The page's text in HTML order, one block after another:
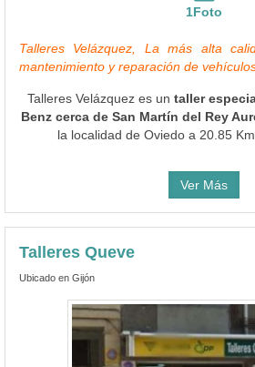
1Foto
Talleres Velázquez, La más alta
mantenimiento y reparación de
Talleres Velázquez es un taller
Benz cerca de San Martín del Rey
la localidad de Oviedo a 20.85
Ver Más
Talleres Queve
Ubicado en Gijón